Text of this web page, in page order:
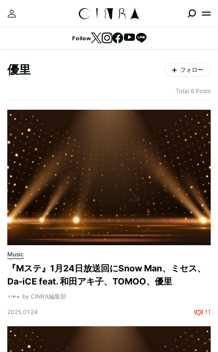
Follow
優里 フォロー
Total 6 Posts
Music
『Mステ』1月24日放送回にSnow Man、ミセス、
Da-iCE feat. 和田アキ子、TOMOO、優里
by CINRA編集部
2025.01.24 11